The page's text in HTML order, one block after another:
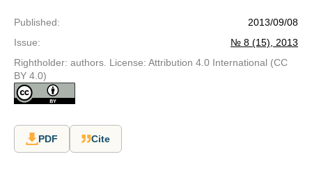
Published:
2013/09/08
Issue:
№ 8 (15), 2013
Rightholder: authors. License: Attribution 4.0 International (CC
BY 4.0)
PDF Cite